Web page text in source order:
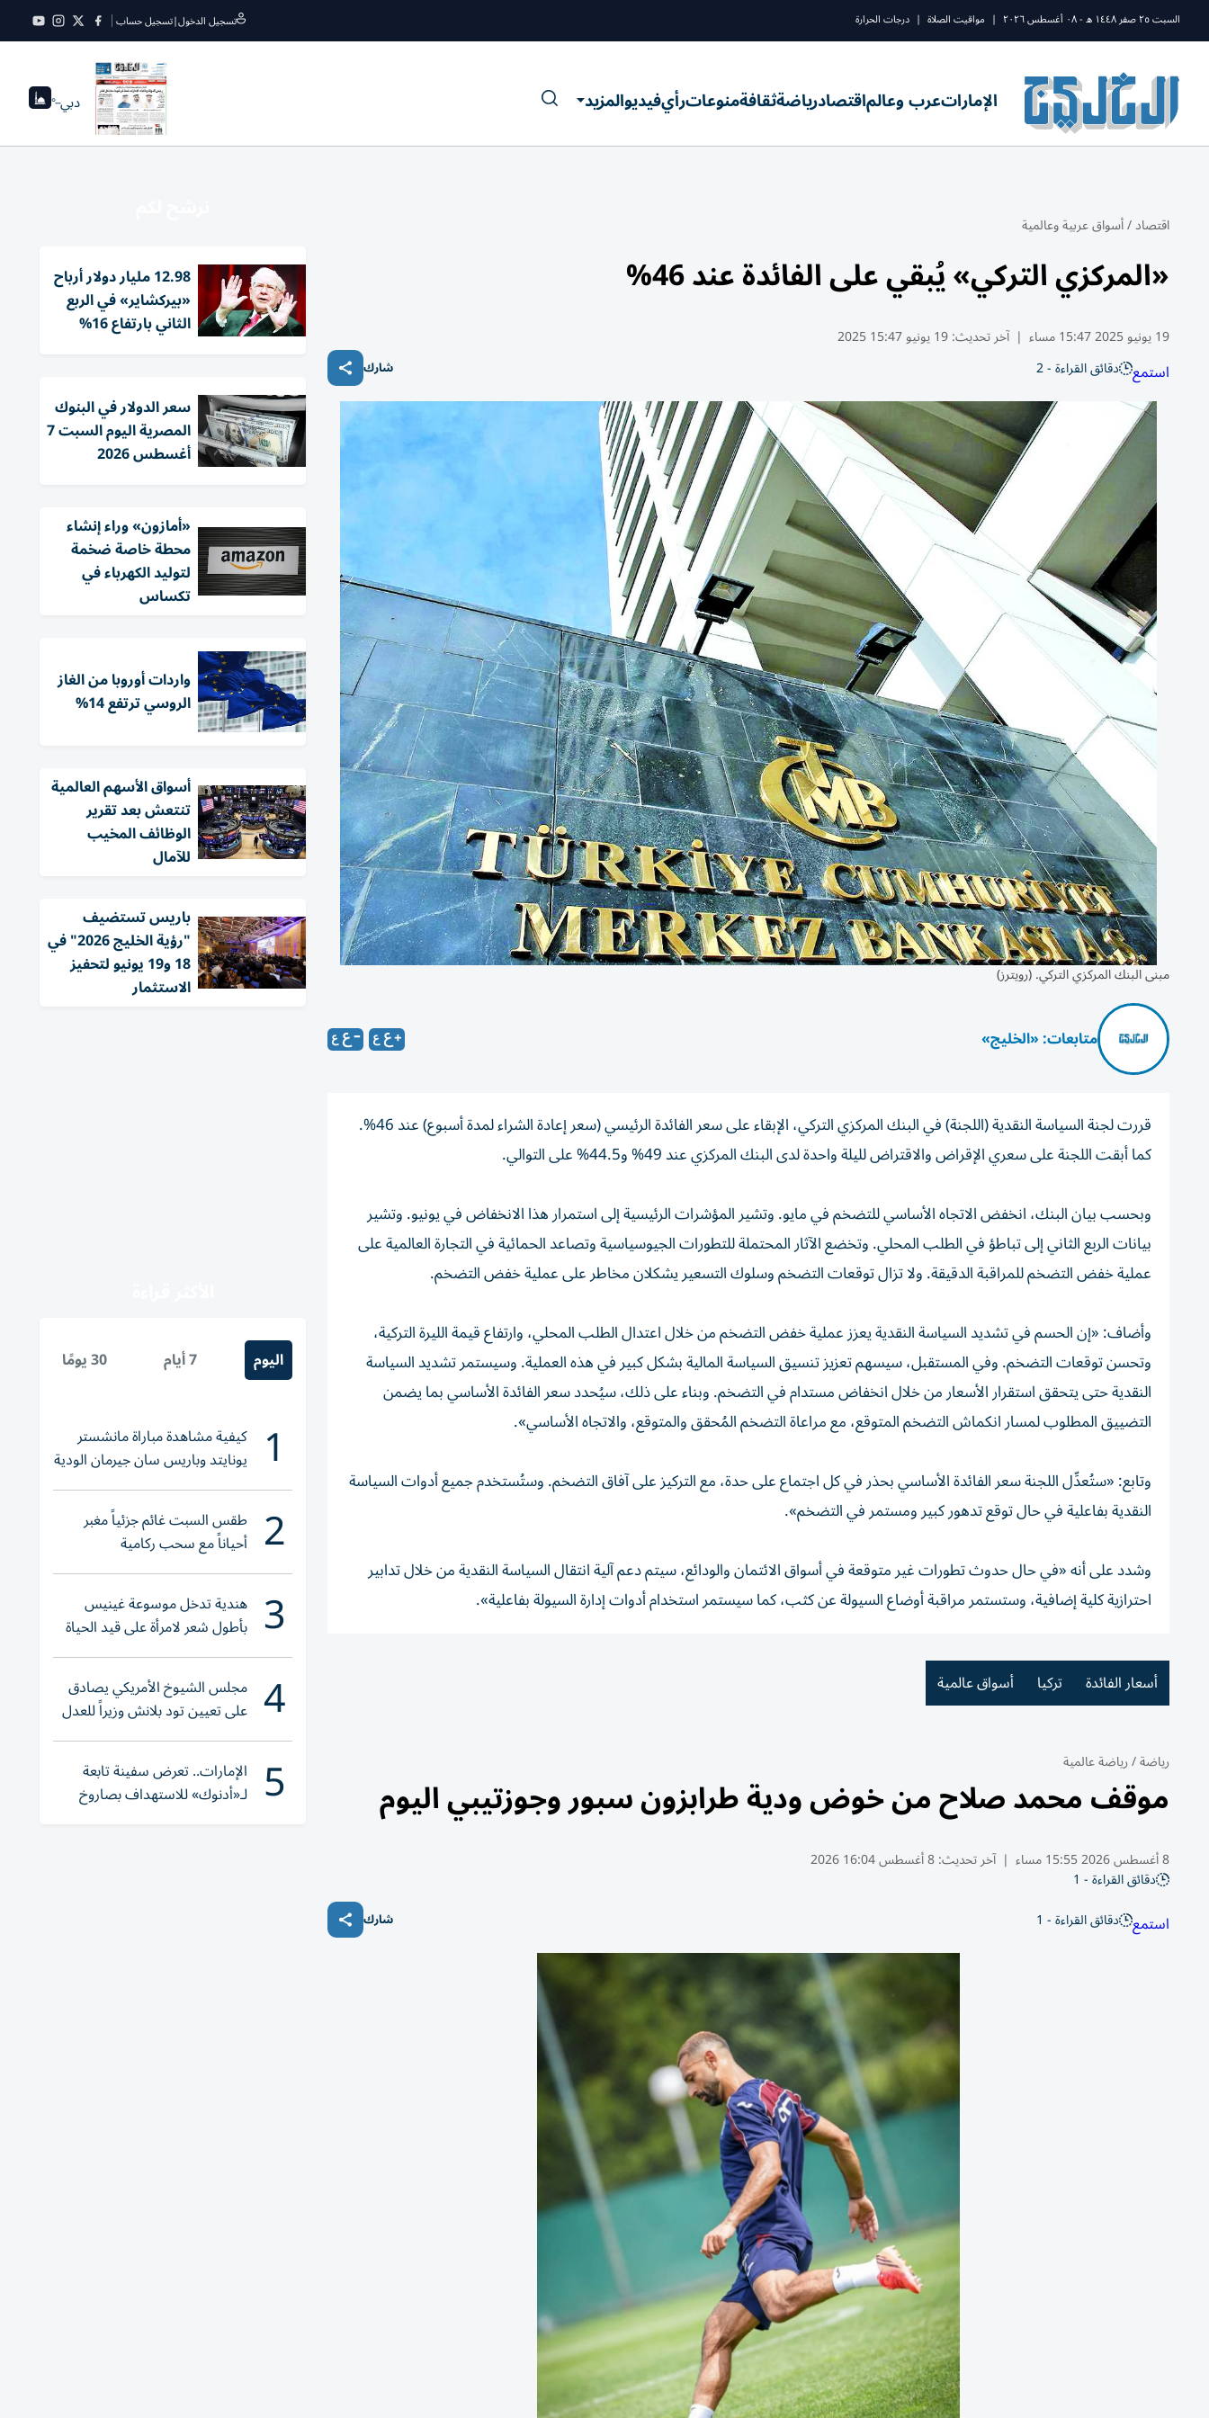
السبت ٢٥ صفر ١٤٤٨ ه - ٠٨ أغسطس ٢٠٢٦ | مواقيت الصلاة | درجات الحرارة تسجيل الدخول|تسجيل حساب
الإماراتعرب وعالماقتصادرياضةثقافةمنوعاترأيفيديوالمزيد دبي--°
اقتصاد/أسواق عربية وعالمية
«المركزي التركي» يُبقي على الفائدة عند 46%
19 يونيو 2025 15:47 مساء | آخر تحديث:19 يونيو 15:47 2025
استمع دقائق القراءة - 2 شارك
مبنى البنك المركزي التركي. (رويترز)
متابعات: «الخليج»
قررت لجنة السياسة النقدية (اللجنة) في البنك المركزي التركي، الإبقاء على سعر الفائدة الرئيسي (سعر إعادة الشراء لمدة أسبوع) عند 46%.
كما أبقت اللجنة على سعري الإقراض والاقتراض لليلة واحدة لدى البنك المركزي عند 49% و44.5% على التوالي.
وبحسب بيان البنك، انخفض الاتجاه الأساسي للتضخم في مايو. وتشير المؤشرات الرئيسية إلى استمرار هذا الانخفاض في يونيو. وتشير
بيانات الربع الثاني إلى تباطؤ في الطلب المحلي. وتخضع الآثار المحتملة للتطورات الجيوسياسية وتصاعد الحمائية في التجارة العالمية على
عملية خفض التضخم للمراقبة الدقيقة. ولا تزال توقعات التضخم وسلوك التسعير يشكلان مخاطر على عملية خفض التضخم.
وأضاف: «إن الحسم في تشديد السياسة النقدية يعزز عملية خفض التضخم من خلال اعتدال الطلب المحلي، وارتفاع قيمة الليرة التركية،
وتحسن توقعات التضخم. وفي المستقبل، سيسهم تعزيز تنسيق السياسة المالية بشكل كبير في هذه العملية. وسيستمر تشديد السياسة
النقدية حتى يتحقق استقرار الأسعار من خلال انخفاض مستدام في التضخم. وبناء على ذلك، سيُحدد سعر الفائدة الأساسي بما يضمن
التضييق المطلوب لمسار انكماش التضخم المتوقع، مع مراعاة التضخم المُحقق والمتوقع، والاتجاه الأساسي».
وتابع: «ستُعدِّل اللجنة سعر الفائدة الأساسي بحذر في كل اجتماع على حدة، مع التركيز على آفاق التضخم. وستُستخدم جميع أدوات السياسة
النقدية بفاعلية في حال توقع تدهور كبير ومستمر في التضخم».
وشدد على أنه «في حال حدوث تطورات غير متوقعة في أسواق الائتمان والودائع، سيتم دعم آلية انتقال السياسة النقدية من خلال تدابير
احترازية كلية إضافية، وستستمر مراقبة أوضاع السيولة عن كثب، كما سيستمر استخدام أدوات إدارة السيولة بفاعلية».
أسعار الفائدة تركيا أسواق عالمية
رياضة/رياضة عالمية
موقف محمد صلاح من خوض ودية طرابزون سبور وجوزتيبي اليوم
8 أغسطس 2026 15:55 مساء | آخر تحديث:8 أغسطس 16:04 2026
دقائق القراءة - 1
استمع دقائق القراءة - 1 شارك
12.98 مليار دولار أرباح
«بيركشاير» في الربع
الثاني بارتفاع 16%
سعر الدولار في البنوك
المصرية اليوم السبت 7
أغسطس 2026
«أمازون» وراء إنشاء
محطة خاصة ضخمة
لتوليد الكهرباء في
تكساس
واردات أوروبا من الغاز
الروسي ترتفع 14%
أسواق الأسهم العالمية
تنتعش بعد تقرير
الوظائف المخيب
للآمال
باريس تستضيف
"رؤية الخليج 2026" في
18 و19 يونيو لتحفيز
الاستثمار
اليوم 7 أيام 30 يومًا
1 كيفية مشاهدة مباراة مانشستر
يونايتد وباريس سان جيرمان الودية
والقنوات الناقلة
2 طقس السبت غائم جزئياً مغبر
أحياناً مع سحب ركامية
3 هندية تدخل موسوعة غينيس
بأطول شعر لامرأة على قيد الحياة
4 مجلس الشيوخ الأمريكي يصادق
على تعيين تود بلانش وزيراً للعدل
5 الإمارات.. تعرض سفينة تابعة
لـ«أدنوك» للاستهداف بصاروخ